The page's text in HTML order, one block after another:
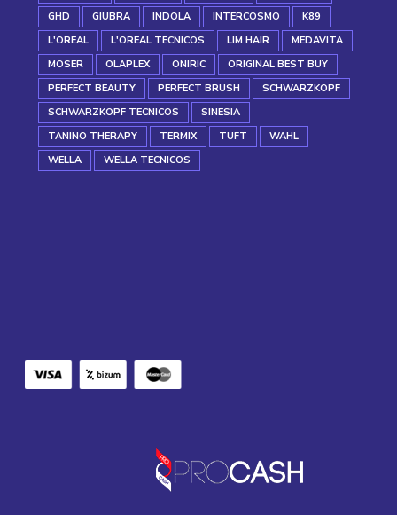
GHD
GIUBRA INDOLA INTERCOSMO
K89
L'OREAL
L'OREAL TECNICOS LIM HAIR
MEDAVITA
MOSER
OLAPLEX ONIRIC
ORIGINAL BEST BUY
PERFECT BEAUTY
PERFECT BRUSH
SCHWARZKOPF
SCHWARZKOPF TECNICOS
SINESIA
TANINO THERAPY
TERMIX TUFT
WAHL
WELLA
WELLA TECNICOS